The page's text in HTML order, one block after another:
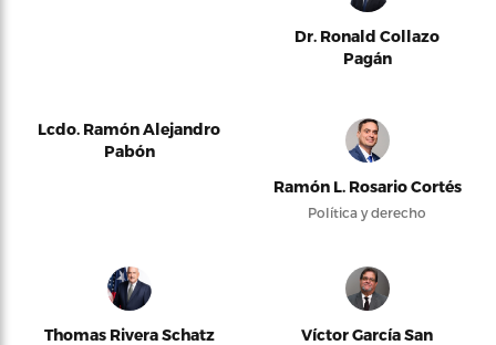
Dr. Ronald Collazo
Pagán
Lcdo. Ramón Alejandro
Pabón
Ramón L. Rosario Cortés
Política y derecho
Thomas Rivera Schatz
Víctor García San